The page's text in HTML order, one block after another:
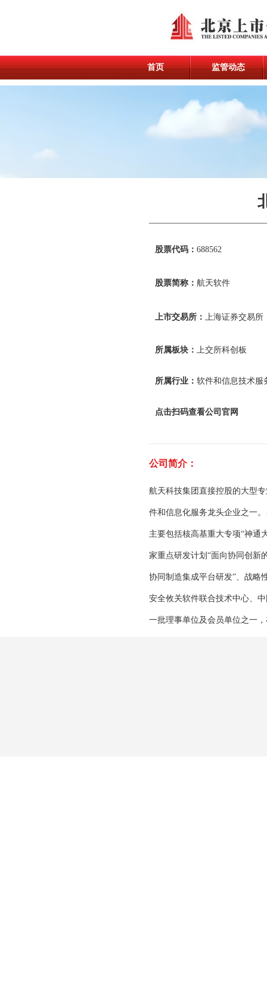
首页 监管动态
股票代码： 688562
股票简称： 航天软件
上市交易所： 上海证券交易所
所属板块： 上交所科创板
所属行业： 软件和信息技术服
点击扫码查看公司官网
公司简介：
航天科技集团直接控股的大型
件和信息化服务龙头企业之一
主要包括核高基重大专项“神通
家重点研发计划“面向协同创新
协同制造集成平台研发”、战略
安全攸关软件联合技术中心、
一批理事单位及会员单位之一